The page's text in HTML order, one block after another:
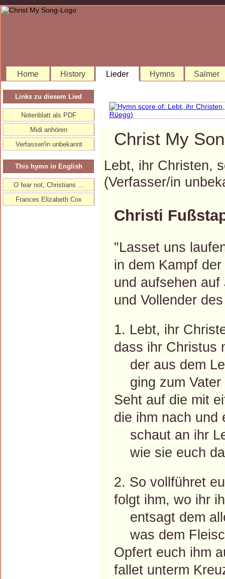
Home History Lieder Hymns Salmer
Christ My
Lebt, ihr Christen,
(Verfasser/in
Christi
"Lasset uns
in dem Kampf
und aufsehen
und Vollender
1. Lebt, ihr
dass ihr Christus
der aus dem
ging zum Vater
Seht auf die mit
die ihm nach und
schaut an ihr
wie sie euch
2. So vollführet
folgt ihm, wo ihr
entsagt dem
was dem
Opfert euch ihm
fallet unterm
Links zu diesem Lied
Notenblatt als PDF
Midi anhören
Verfasser/in unbekannt
This hymn in English
O fear not, Christians ...
Frances Elizabeth Cox